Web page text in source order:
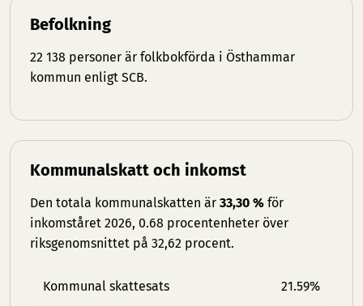
Befolkning
22 138 personer är folkbokförda i Östhammar
kommun enligt SCB.
Kommunalskatt och inkomst
Den totala kommunalskatten är 33,30 % för
inkomståret 2026, 0.68 procentenheter över
riksgenomsnittet på 32,62 procent.
Kommunal skattesats 21.59%